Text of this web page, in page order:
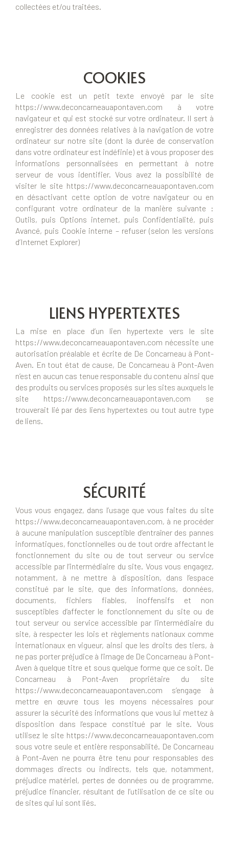
collectées et/ou traitées.
COOKIES
Le cookie est un petit texte envoyé par le site
https://www.deconcarneauapontaven.com à votre
navigateur et qui est stocké sur votre ordinateur. Il sert à
enregistrer des données relatives à la navigation de votre
ordinateur sur notre site (dont la durée de conservation
dans votre ordinateur est indéfinie) et à vous proposer des
informations personnalisées en permettant à notre
serveur de vous identifier. Vous avez la possibilité de
visiter le site https://www.deconcarneauapontaven.com
en désactivant cette option de votre navigateur ou en
configurant votre ordinateur de la manière suivante :
Outils, puis Options internet, puis Confidentialité, puis
Avancé, puis Cookie interne – refuser (selon les versions
d’Internet Explorer)
LIENS HYPERTEXTES
La mise en place d’un lien hypertexte vers le site
https://www.deconcarneauapontaven.com nécessite une
autorisation préalable et écrite de De Concarneau à Pont-
Aven. En tout état de cause, De Concarneau à Pont-Aven
n’est en aucun cas tenue responsable du contenu ainsi que
des produits ou services proposés sur les sites auxquels le
site https://www.deconcarneauapontaven.com se
trouverait lié par des liens hypertextes ou tout autre type
de liens.
SÉCURITÉ
Vous vous engagez, dans l’usage que vous faites du site
https://www.deconcarneauapontaven.com, à ne procéder
à aucune manipulation susceptible d’entraîner des pannes
informatiques, fonctionnelles ou de tout ordre affectant le
fonctionnement du site ou de tout serveur ou service
accessible par l’intermédiaire du site. Vous vous engagez,
notamment, à ne mettre à disposition, dans l’espace
constitué par le site, que des informations, données,
documents, fichiers fiables, inoffensifs et non
susceptibles d’affecter le fonctionnement du site ou de
tout serveur ou service accessible par l’intermédiaire du
site, à respecter les lois et règlements nationaux comme
internationaux en vigueur, ainsi que les droits des tiers, à
ne pas porter préjudice à l’image de De Concarneau à Pont-
Aven à quelque titre et sous quelque forme que ce soit. De
Concarneau à Pont-Aven propriétaire du site
https://www.deconcarneauapontaven.com s’engage à
mettre en œuvre tous les moyens nécessaires pour
assurer la sécurité des informations que vous lui mettez à
disposition dans l’espace constitué par le site. Vous
utilisez le site https://www.deconcarneauapontaven.com
sous votre seule et entière responsabilité. De Concarneau
à Pont-Aven ne pourra être tenu pour responsables des
dommages directs ou indirects, tels que, notamment,
préjudice matériel, pertes de données ou de programme,
préjudice financier, résultant de l’utilisation de ce site ou
de sites qui lui sont liés.